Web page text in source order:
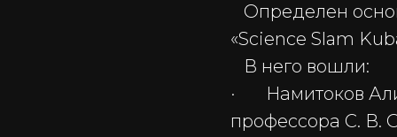
Определен
«Science Slam
В него вошли:
· Намитоков
профессора С. В.